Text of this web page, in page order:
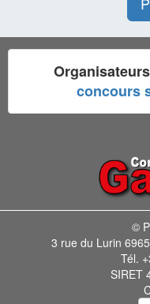
concours
©
3 rue du Lurin
Tél.
SIRET